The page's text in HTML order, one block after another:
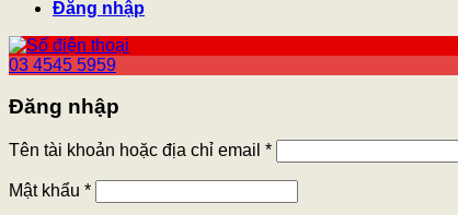
Đăng nhập
03 4545 5959
Đăng nhập
Tên tài khoản hoặc địa chỉ email *
Mật khẩu *